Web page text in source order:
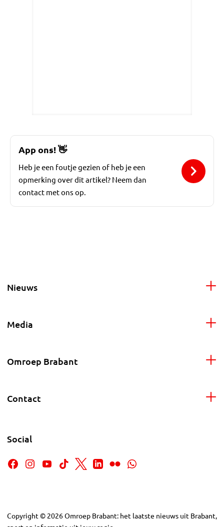
App ons!👋
Heb je een foutje gezien of heb je een
opmerking over dit artikel? Neem dan
contact met ons op.
Nieuws
Media
Omroep Brabant
Contact
Social
Copyright © 2026Omroep Brabant: het laatste nieuws uit Brabant,